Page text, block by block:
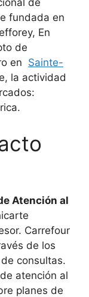
de
fundada en
En
de
en Sainte-
la actividad
Atención al
Carrefour
de los
consultas.
atención al
planes de